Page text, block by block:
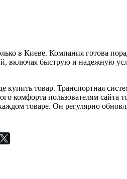
в Киеве. Компания готова
быструю и надежную
товар. Транспортная
комфорта пользователям сайта
товаре. Он регулярно